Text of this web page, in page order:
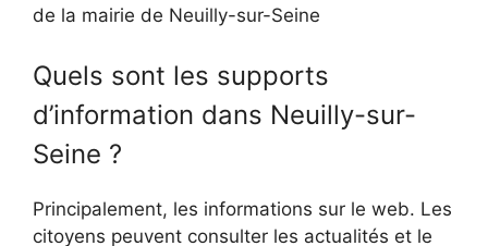
de la mairie de Neuilly-sur-Seine
Quels sont les supports
d’information dans Neuilly-sur-
Seine ?
Principalement, les informations sur le web. Les
citoyens peuvent consulter les actualités et le